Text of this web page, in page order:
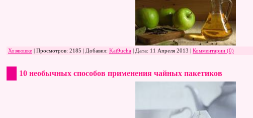
Хозяюшке | Просмотров: 2185 | Добавил: Kat9ucha | Дата: 11 Апреля 2013 Комментарии (0)
10 необычных способов применения чайных пакетиков